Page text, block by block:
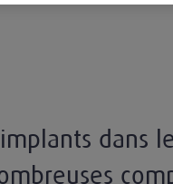
dans